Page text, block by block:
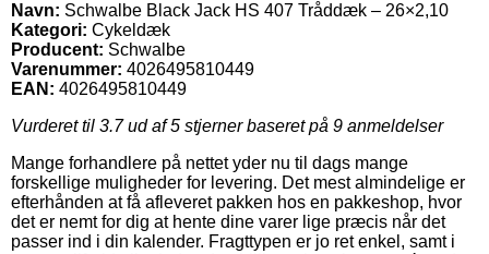
Navn: Schwalbe Black Jack HS 407 Tråddæk – 26×2,10
Kategori: Cykeldæk
Producent: Schwalbe
Varenummer: 4026495810449
EAN: 4026495810449
Vurderet til 3.7ud af 5 stjerner baseret på 9 anmeldelser
Mange forhandlere på nettet yder nu til dags mange
forskellige muligheder for levering. Det mest almindelige er
efterhånden at få afleveret pakken hos en pakkeshop, hvor
det er nemt for dig at hente dine varer lige præcis når det
passer ind i din kalender. Fragttypen er jo ret enkel, samt i